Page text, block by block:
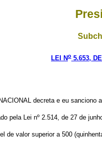
LEI No 5.653,
decreta e eu sanciono
pela Lei nº 2.514, de 27 de
de valor superior a 500